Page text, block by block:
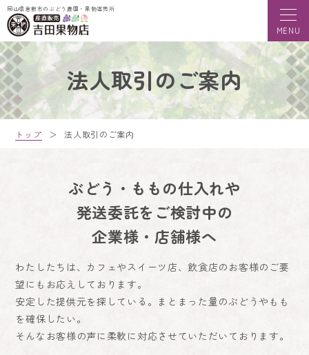
岡山県倉敷市のぶどう農園・果物直売所
法人取引のご案内
トップ ＞ 法人取引のご案内
ぶどう・ももの仕入れや
発送委託を ご検討中の
企業様・店舗様へ
わたしたちは、カフェやスイーツ店、飲食店のお客様のご要
望にもお応えしております。
安定した提供元を探している。まとまった量のぶどうやもも
を確保したい。
そんなお客様の声に柔軟に対応させていただいております。